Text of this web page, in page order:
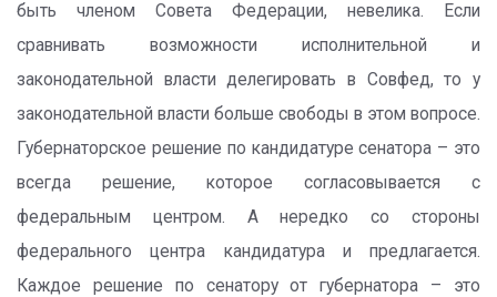
быть членом Совета Федерации, невелика. Если
сравнивать возможности исполнительной и
законодательной власти делегировать в Совфед, то у
законодательной власти больше свободы в этом вопросе.
Губернаторское решение по кандидатуре сенатора – это
всегда решение, которое согласовывается с
федеральным центром. А нередко со стороны
федерального центра кандидатура и предлагается.
Каждое решение по сенатору от губернатора – это